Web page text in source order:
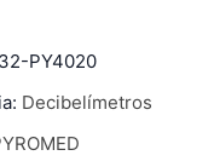
PY4020
Decibelímetros